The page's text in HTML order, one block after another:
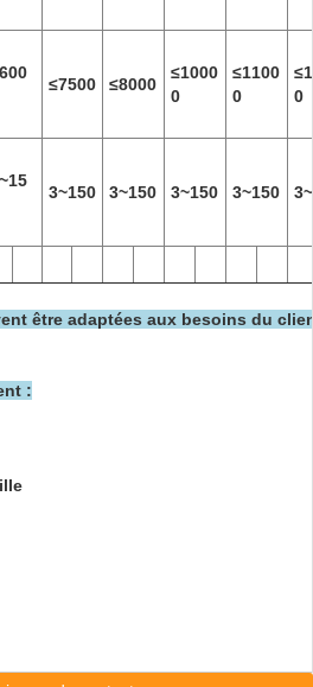
≤7500 ≤8000
≤1000
0
≤1100
0
0
3~150 3~150 3~150 3~150
être adaptées aux besoins du
: